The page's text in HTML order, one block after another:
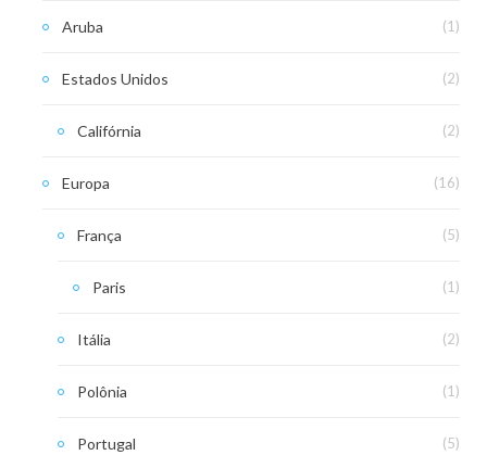
Aruba (1)
Estados Unidos (2)
Califórnia (2)
Europa (16)
França (5)
Paris (1)
Itália (2)
Polônia (1)
Portugal (5)